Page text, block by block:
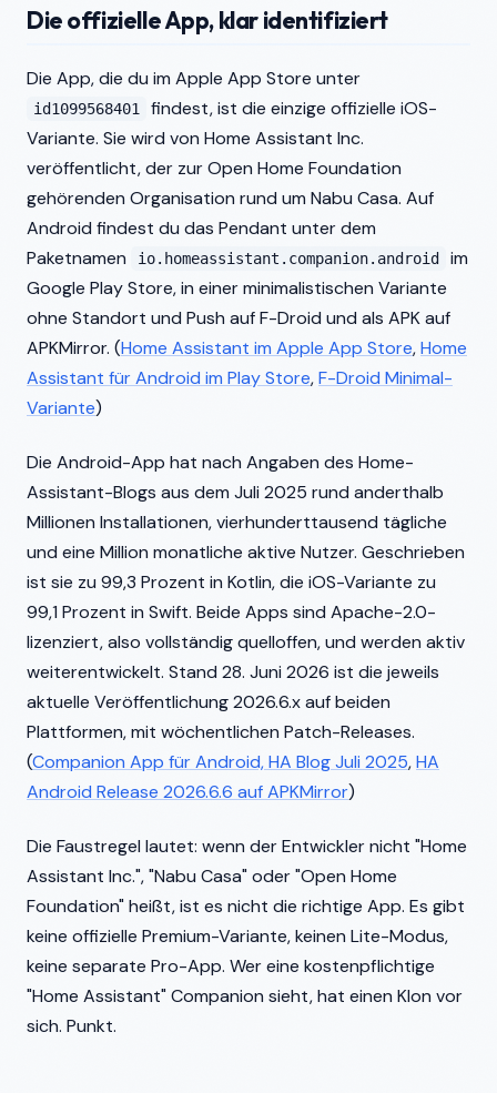
Die offizielle App, klar identifiziert
Die App, die du im Apple App Store unter
id1099568401
findest, ist die einzige offizielle iOS-
Variante. Sie wird von Home Assistant Inc.
veröffentlicht, der zur Open Home Foundation
gehörenden Organisation rund um Nabu Casa. Auf
Android findest du das Pendant unter dem
Paketnamen
io.homeassistant.companion.android
im
Google Play Store, in einer minimalistischen Variante
ohne Standort und Push auf F-Droid und als APK auf
APKMirror. (Home Assistant im Apple App Store,Home
Assistant für Android im Play Store,F-Droid Minimal-
Variante)
Die Android-App hat nach Angaben des Home-
Assistant-Blogs aus dem Juli 2025 rund anderthalb
Millionen Installationen, vierhunderttausend tägliche
und eine Million monatliche aktive Nutzer. Geschrieben
ist sie zu 99,3 Prozent in Kotlin, die iOS-Variante zu
99,1 Prozent in Swift. Beide Apps sind Apache-2.0-
lizenziert, also vollständig quelloffen, und werden aktiv
weiterentwickelt. Stand 28. Juni 2026 ist die jeweils
aktuelle Veröffentlichung 2026.6.x auf beiden
Plattformen, mit wöchentlichen Patch-Releases.
(Companion App für Android, HA Blog Juli 2025,HA
Android Release 2026.6.6 auf APKMirror)
Die Faustregel lautet: wenn der Entwickler nicht "Home
Assistant Inc.", "Nabu Casa" oder "Open Home
Foundation" heißt, ist es nicht die richtige App. Es gibt
keine offizielle Premium-Variante, keinen Lite-Modus,
keine separate Pro-App. Wer eine kostenpflichtige
"Home Assistant" Companion sieht, hat einen Klon vor
sich. Punkt.